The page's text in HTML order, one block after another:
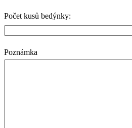
Počet kusů bedýnky:
Poznámka